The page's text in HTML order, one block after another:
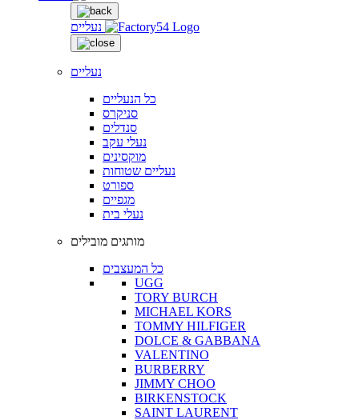
נעליים
נעליים
כל הנעליים
סניקרס
סנדלים
נעלי עקב
מוקסינים
נעליים שטוחות
ספורט
מגפיים
נעלי בית
מותגים מובילים
כל המעצבים
UGG
TORY BURCH
MICHAEL KORS
TOMMY HILFIGER
DOLCE & GABBANA
VALENTINO
BURBERRY
JIMMY CHOO
BIRKENSTOCK
SAINT LAURENT